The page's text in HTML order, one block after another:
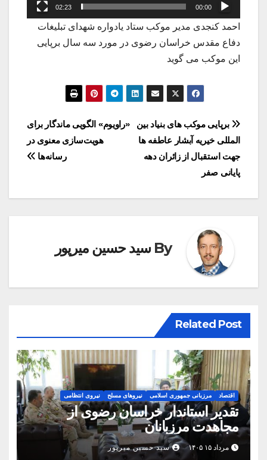
00:00
02:23
احمد کنجدی مدیر موکب ستاد یادواره شهدای تبلیغات
دفاع مقدس خراسان رضوی در مورد سه سال برپایی
این موکب می گوید
راهبری
نوشته
«راویوم» الگویی ماندگار برای
هویت‌سازی معنوی در
رسانه‌ها
برپایی موکب های بنیاد بین
المللی خیریه آبشار عاطفه ها
جهت استقبال از زائران دهه
پایانی صفر
By سید حسین میرپور
Related Post
اقتصاد مرزبانی جمهوری اسلامی نیروهای مسلح نیروی انتظامی
تقدیر استاندار خراسان رضوی از
مجاهدت مرزبانان
مرداد ۱۵ ۱۴۰۵ سید حسین میرپور